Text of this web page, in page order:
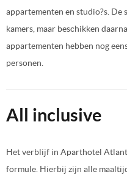
appartementen en studio?s.
kamers, maar beschikken
appartementen hebben nog
personen.
All inclusive
Het verblijf in Aparthotel
formule. Hierbij zijn alle